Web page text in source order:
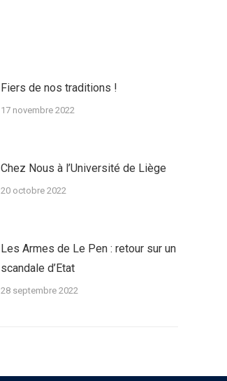
Fiers de nos traditions !
17 novembre 2022
Chez Nous à l’Université de Liège
20 octobre 2022
Les Armes de Le Pen : retour sur un
scandale d’Etat
28 septembre 2022